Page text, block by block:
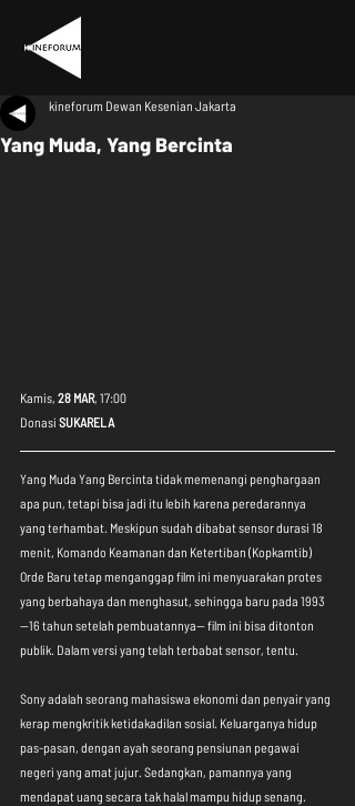
Yang Muda, Yang Bercinta
kineforum Dewan Kesenian Jakarta
Kamis, 28 MAR, 17:00
Donasi SUKARELA
Yang Muda Yang Bercinta tidak memenangi penghargaan
apa pun, tetapi bisa jadi itu lebih karena peredarannya
yang terhambat. Meskipun sudah dibabat sensor durasi 18
menit, Komando Keamanan dan Ketertiban (Kopkamtib)
Orde Baru tetap menganggap film ini menyuarakan protes
yang berbahaya dan menghasut, sehingga baru pada 1993
—16 tahun setelah pembuatannya— film ini bisa ditonton
publik. Dalam versi yang telah terbabat sensor, tentu.
Sony adalah seorang mahasiswa ekonomi dan penyair yang
kerap mengkritik ketidakadilan sosial. Keluarganya hidup
pas-pasan, dengan ayah seorang pensiunan pegawai
negeri yang amat jujur. Sedangkan, pamannya yang
mendapat uang secara tak halal mampu hidup senang.